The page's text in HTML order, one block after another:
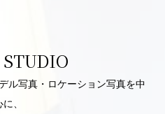
ル写真・ロケーション写真を中
、